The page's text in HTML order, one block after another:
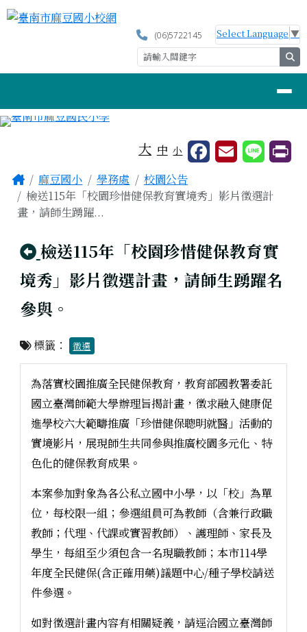
跳至主內容區
臺南市麻豆國小校網
(06)5722145 Select Language ▼
大 中 小
主內容區域
Home麻豆國小 學務處
校園公告
檢送115年「校園珍惜健保教育實境秀」影片徵選計
畫，請師生踴躍...
回上頁
檢送115年「校園珍惜健保教育實
境秀」影片徵選計畫，請師生踴躍名
參與。
標籤： 徵選
為落實校園推廣全民健保教育，教育部國教署委託
國立臺灣師範大學辦理旨揭計畫，徵求融入健康促
進學校六大範疇推廣「珍惜健保聰明就醫」活動的
實境影片，展現師生共同參與推廣校園多元化、特
色化的健保教育成果。
本案參加對象為各公私立國中小學，以「校」為單
位，每校限一組；參選組員可為教師（含兼行政職
教師；代理、代課或實習教師）、護理師、家長及
學生，每組至少須包含一名現職教師；本市114學
年度全民健保(含正確用藥)議題中心/種子學校請送
件參選。
如對徵選計畫內容有相關疑義，請逕洽國立臺灣師
頁尾區域